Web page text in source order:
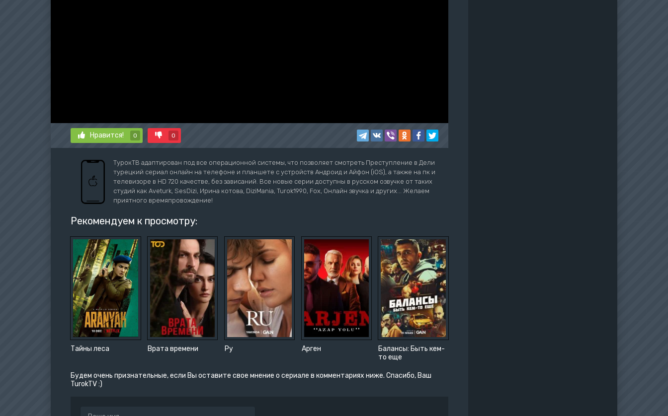
Нравится! 0 0
ТурокТВ адаптирован под все операционной системы, что позволяет смотреть Преступление в Дели
турецкий сериал онлайн на телефоне и планшете с устройств Андроид и Айфон (iOS), а также на пк и
телевизоре в HD 720 качестве, без зависаний. Все новые серии доступны в русском озвучке от таких
студий как Aveturk, SesDizi, Ирина котова, DiziMania, Turok1990, Fox, Онлайн звучка и других... Желаем
приятного времяпровождение!
Рекомендуем к просмотру:
Тайны леса Врата времени Ру Арген
Балансы: Быть кем-
то еще
Будем очень признательные, если Вы оставите свое мнение о сериале в комментариях ниже. Спасибо, Ваш
TurokTV :)